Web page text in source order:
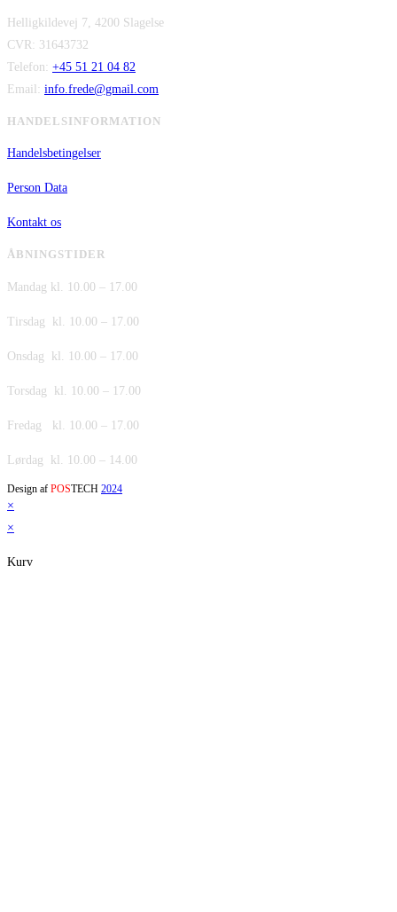
var:
er:
Helligkildevej 7, 4200 Slagelse
CVR: 31643732
Telefon: +45 51 21 04 82
Email: info.frede@gmail.com
HANDELSINFORMATION
Handelsbetingelser
Person Data
Kontakt os
ÅBNINGSTIDER
Mandag kl. 10.00 – 17.00
Tirsdag kl. 10.00 – 17.00
Onsdag kl. 10.00 – 17.00
Torsdag kl. 10.00 – 17.00
Fredag kl. 10.00 – 17.00
Lørdag kl. 10.00 – 14.00
Design af POSTECH 2024
×
×
Kurv